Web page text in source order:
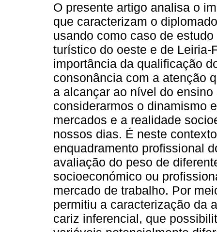
O presente artigo analisa o
que caracterizam o
usando como caso de
turístico do oeste e de Leiria-
importância da qualificação
consonância com a atenção
a alcançar ao nível do
considerarmos o dinamismo
mercados e a realidade
nossos dias. É neste
enquadramento profissional
avaliação do peso de
socioeconómico ou
mercado de trabalho. Por
permitiu a caracterização da
cariz inferencial, que